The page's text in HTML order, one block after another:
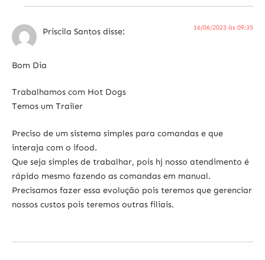
Priscila Santos disse: 16/06/2023 às 09:35
Bom Dia
Trabalhamos com Hot Dogs
Temos um Trailer
Preciso de um sistema simples para comandas e que
interaja com o ifood.
Que seja simples de trabalhar, pois hj nosso atendimento é
rápido mesmo fazendo as comandas em manual.
Precisamos fazer essa evolução pois teremos que gerenciar
nossos custos pois teremos outras filiais.